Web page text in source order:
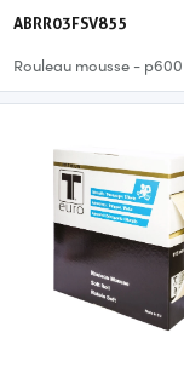
ABRR03FSV855
Rouleau mousse - p600